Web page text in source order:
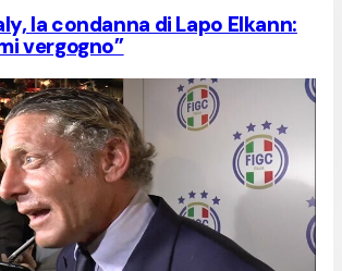
la condanna di Lapo Elkann:
vergogno”